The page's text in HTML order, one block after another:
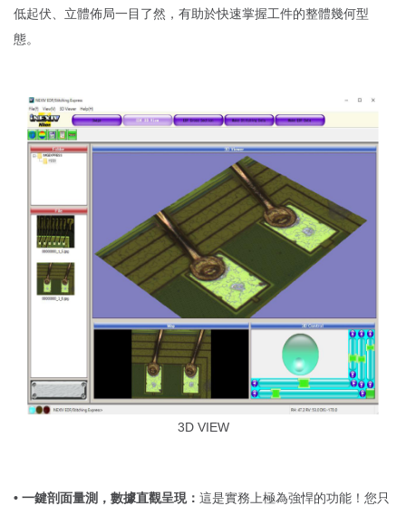
低起伏、立體佈局一目了然，有助於快速掌握工件的整體幾何型
態。
3D VIEW
• 一鍵剖面量測，數據直觀呈現： 這是實務上極為強悍的功能！您只